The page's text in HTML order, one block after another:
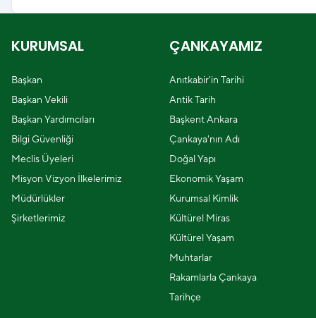
KURUMSAL
Başkan
Başkan Vekili
Başkan Yardımcıları
Bilgi Güvenliği
Meclis Üyeleri
Misyon Vizyon İlkelerimiz
Müdürlükler
Şirketlerimiz
ÇANKAYAMIZ
Anıtkabir'in Tarihi
Antik Tarih
Başkent Ankara
Çankaya'nın Adı
Doğal Yapı
Ekonomik Yaşam
Kurumsal Kimlik
Kültürel Miras
Kültürel Yaşam
Muhtarlar
Rakamlarla Çankaya
Tarihçe